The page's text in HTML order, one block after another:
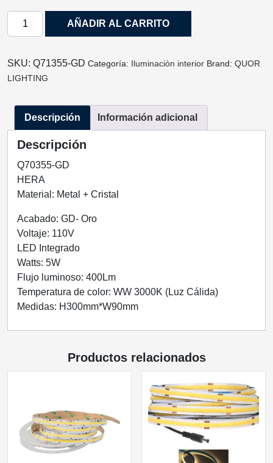
LUMINARIA
HERA
ACABADO
ORO
LUCES
CÁLIDA
2*5W
Q71355-
GD
LIGHTING
cantidad
AÑADIR AL CARRITO
SKU: Q71355-GD Categoría: Iluminaciòn interior Brand: QUOR
LIGHTING
Descripción Información adicional
Descripción
Q70355-GD
HERA
Material: Metal + Cristal
Acabado: GD- Oro
Voltaje: 110V
LED Integrado
Watts: 5W
Flujo luminoso: 400Lm
Temperatura de color: WW 3000K (Luz Cálida)
Medidas: H300mm*W90mm
Productos relacionados